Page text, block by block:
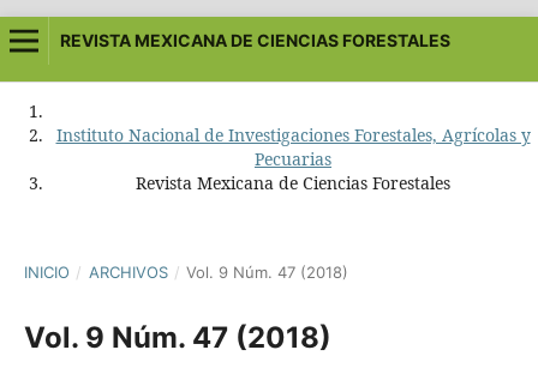
REVISTA MEXICANA DE CIENCIAS FORESTALES
Instituto Nacional de Investigaciones Forestales, Agrícolas y
Pecuarias
Revista Mexicana de Ciencias Forestales
INICIO / ARCHIVOS / Vol. 9 Núm. 47 (2018)
Vol. 9 Núm. 47 (2018)